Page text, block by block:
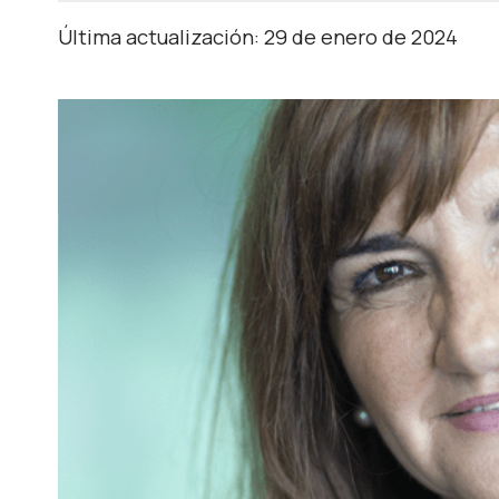
Última actualización: 29 de enero de 2024